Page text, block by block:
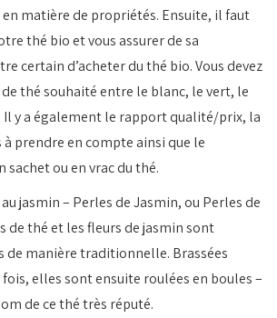
matière de propriétés. Ensuite, il faut
thé bio et vous assurer de sa
certain d’acheter du thé bio. Vous devez
thé souhaité entre le blanc, le vert, le
y a également le rapport qualité/prix, la
prendre en compte ainsi que le
ou en vrac du thé.
jasmin – Perles de Jasmin, ou Perles de
de thé et les fleurs de jasmin sont
de manière traditionnelle. Brassées
elles sont ensuite roulées en boules –
de ce thé très réputé.